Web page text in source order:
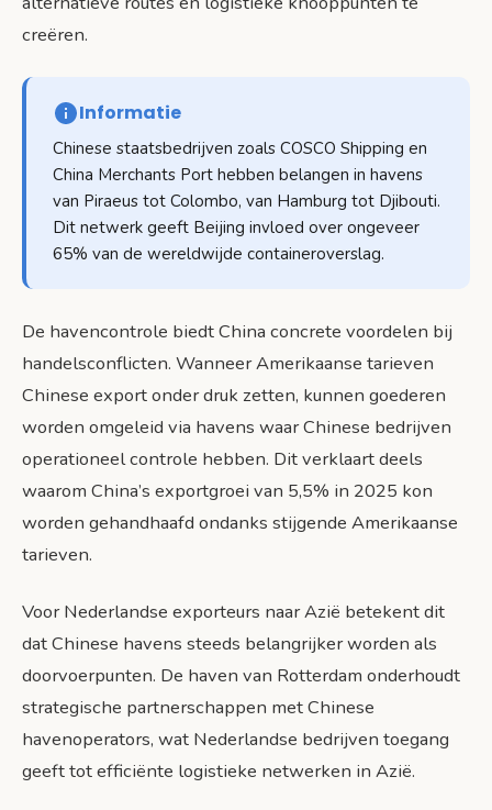
creëren.
Informatie
Chinese staatsbedrijven zoals COSCO Shipping en
China Merchants Port hebben belangen in havens
van Piraeus tot Colombo, van Hamburg tot Djibouti.
Dit netwerk geeft Beijing invloed over ongeveer
65% van de wereldwijde containeroverslag.
De havencontrole biedt China concrete voordelen bij
handelsconflicten. Wanneer Amerikaanse tarieven
Chinese export onder druk zetten, kunnen goederen
worden omgeleid via havens waar Chinese bedrijven
operationeel controle hebben. Dit verklaart deels
waarom China’s exportgroei van 5,5% in 2025 kon
worden gehandhaafd ondanks stijgende Amerikaanse
tarieven.
Voor Nederlandse exporteurs naar Azië betekent dit
dat Chinese havens steeds belangrijker worden als
doorvoerpunten. De haven van Rotterdam onderhoudt
strategische partnerschappen met Chinese
havenoperators, wat Nederlandse bedrijven toegang
geeft tot efficiënte logistieke netwerken in Azië.